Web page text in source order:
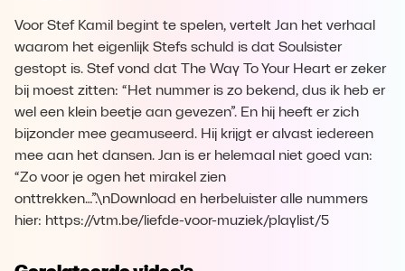
Voor Stef Kamil begint te spelen, vertelt Jan het verhaal
waarom het eigenlijk Stefs schuld is dat Soulsister
gestopt is. Stef vond dat The Way To Your Heart er zeker
bij moest zitten: “Het nummer is zo bekend, dus ik heb er
wel een klein beetje aan gevezen”. En hij heeft er zich
bijzonder mee geamuseerd. Hij krijgt er alvast iedereen
mee aan het dansen. Jan is er helemaal niet goed van:
“Zo voor je ogen het mirakel zien
onttrekken…”.\nDownload en herbeluister alle nummers
hier: https://vtm.be/liefde-voor-muziek/playlist/5